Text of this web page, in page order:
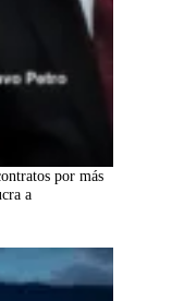
por más
a